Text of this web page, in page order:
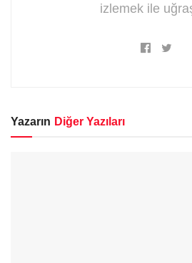
izlemek ile
Yazarın Diğer Yazıları